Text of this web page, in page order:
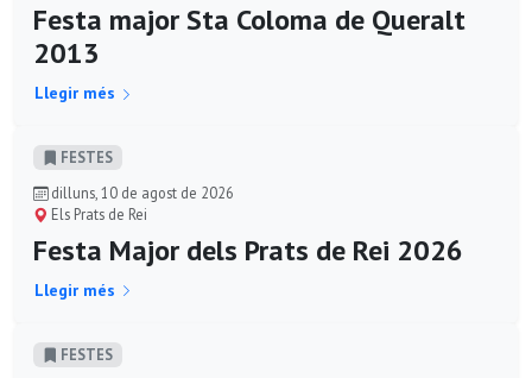
Festa major Sta Coloma de Queralt
2013
Llegir més
FESTES
dilluns, 10 de agost de 2026
Els Prats de Rei
Festa Major dels Prats de Rei 2026
Llegir més
FESTES